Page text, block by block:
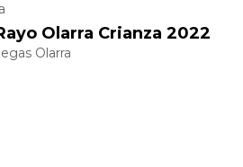
Olarra Crianza 2022
Olarra